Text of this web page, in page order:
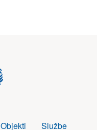
Objekti Službe